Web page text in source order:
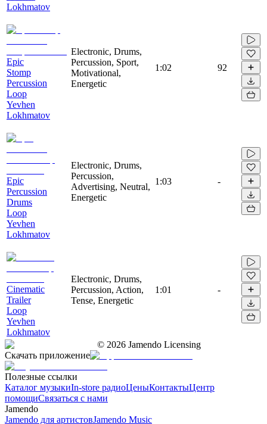
Lokhmatov
Epic
Stomp
Percussion
Loop
Yevhen
Lokhmatov
Electronic, Drums,
Percussion, Sport,
Motivational,
Energetic
1:02 92
Epic
Percussion
Drums
Loop
Yevhen
Lokhmatov
Electronic, Drums,
Percussion,
Advertising, Neutral,
Energetic
1:03 -
Cinematic
Trailer
Loop
Yevhen
Lokhmatov
Electronic, Drums,
Percussion, Action,
Tense, Energetic
1:01 -
© 2026 Jamendo Licensing
Скачать приложение
Полезные ссылки
Каталог музыкиIn-store радиоЦеныКонтактыЦентр
помощиСвязаться с нами
Jamendo
Jamendo для артистовJamendo Music